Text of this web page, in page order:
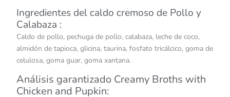
Ingredientes del caldo cremoso de Pollo y
Calabaza :
Caldo de pollo, pechuga de pollo, calabaza, leche de coco,
almidón de tapioca, glicina, taurina, fosfato tricálcico, goma de
celulosa, goma guar, goma xantana.
Análisis garantizado Creamy Broths with
Chicken and Pupkin: